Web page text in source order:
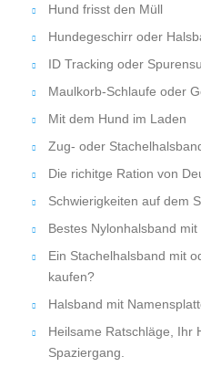
Hund frisst den Müll
Hundegeschirr oder
ID Tracking oder
Maulkorb-Schlaufe oder
Mit dem Hund im Laden
Zug- oder
Die richitge Ration von
Schwierigkeiten auf dem
Bestes Nylonhalsband
Ein Stachelhalsband mit
kaufen?
Halsband mit
Heilsame Ratschläge, Ihr
Spaziergang.